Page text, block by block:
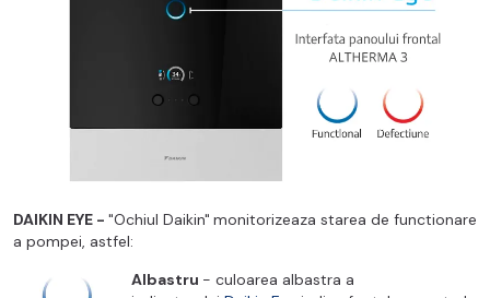
DAIKIN EYE - "Ochiul Daikin" monitorizeaza starea de functionare
a pompei, astfel:
Albastru - culoarea albastra a